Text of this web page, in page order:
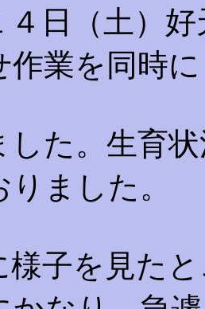
（土）好
作業を同時に
。生育状
ました。
を見たと